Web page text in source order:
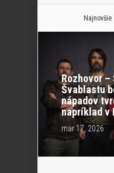
Rozhovor
Švablastu
nápadov
napríklad v
mar 17, 2026